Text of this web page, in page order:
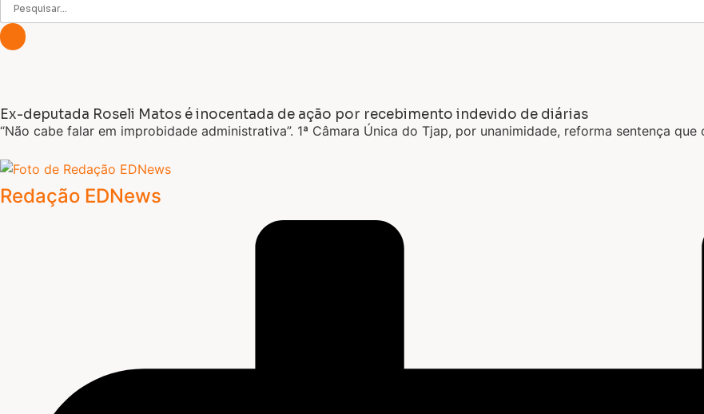
Ex-deputada Roseli Matos é inocentada de ação por recebimento indevido de diárias
“Não cabe falar em improbidade administrativa”. 1ª Câmara Única do Tjap, por unanimidade, reforma sentença
Redação EDNews